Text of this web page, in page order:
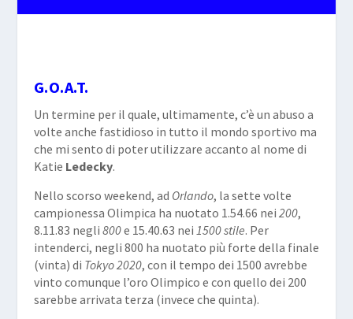
G.O.A.T.
Un termine per il quale, ultimamente, c’è un abuso a
volte anche fastidioso in tutto il mondo sportivo ma
che mi sento di poter utilizzare accanto al nome di
Katie Ledecky.
Nello scorso weekend, ad Orlando, la sette volte
campionessa Olimpica ha nuotato 1.54.66 nei 200,
8.11.83 negli 800e 15.40.63 nei 1500 stile. Per
intenderci, negli 800 ha nuotato più forte della finale
(vinta) di Tokyo 2020, con il tempo dei 1500 avrebbe
vinto comunque l’oro Olimpico e con quello dei 200
sarebbe arrivata terza (invece che quinta).